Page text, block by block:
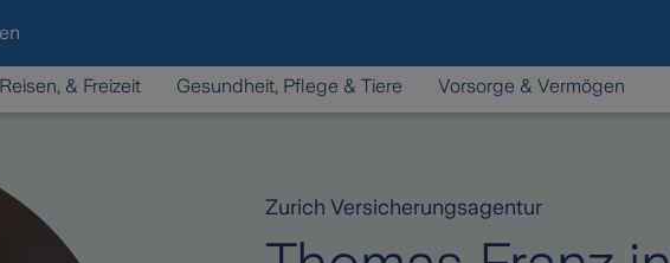
& Freizeit Gesundheit, Pflege & Tiere Vorsorge & Vermögen
Zurich Versicherungsagentur